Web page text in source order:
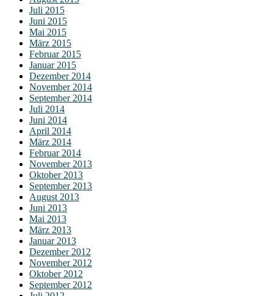
Juli 2015
Juni 2015
Mai 2015
März 2015
Februar 2015
Januar 2015
Dezember 2014
November 2014
September 2014
Juli 2014
Juni 2014
April 2014
März 2014
Februar 2014
November 2013
Oktober 2013
September 2013
August 2013
Juni 2013
Mai 2013
März 2013
Januar 2013
Dezember 2012
November 2012
Oktober 2012
September 2012